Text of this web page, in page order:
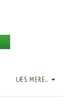
LÆS MERE...